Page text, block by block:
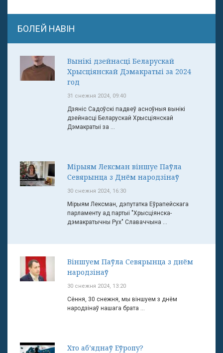
БОЛЕЙ НАВІН
Вынікі дзейнасці Беларускай
Хрысціянскай Дэмакратыі за 2024
год
31 снежня 2024, 09:40
Дзяніс Садоўскі падвеў асноўныя вынікі
дзейнасці Беларускай Хрысціянскай
Дэмакратыі за ...
Мірыям Лексман віншуе Паўла
Севярынца з Днём народзінаў
30 снежня 2024, 16:30
Мірыям Лексман, дэпутатка Еўрапейскага
парламенту ад партыі "Хрысціянска-
дэмакратычны Рух" Славаччына ...
Віншуем Паўла Севярынца з днём
народзінаў
30 снежня 2024, 13:20
Сёння, 30 снежня, мы віншуем з днём
народзінаў нашага брата ...
Хто аб’яднаў Еўропу?